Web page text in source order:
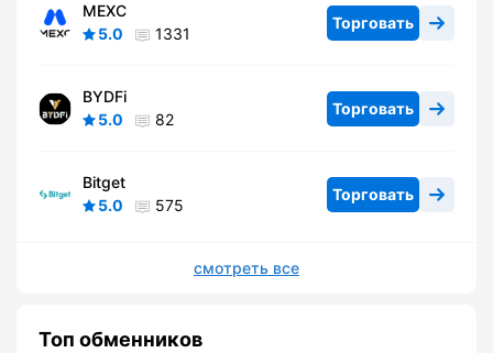
MEXC
5.0
1331
Торговать
BYDFi
5.0
82
Торговать
Bitget
5.0
575
Торговать
смотреть все
Топ обменников